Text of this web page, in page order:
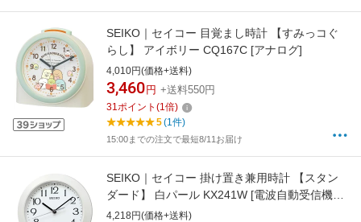
SEIKO｜セイコー 目覚まし時計 【すみっコぐ
らし】 アイボリー CQ167C [アナログ]
4,010円(価格+送料)
3,460 円 +送料550円
31ポイント (1倍)
5(1件)
15:00までの注文で最短8/11お届け
SEIKO｜セイコー 掛け置き兼用時計 【スタン
ダード】 白パール KX241W [電波自動受信機能
有]
4,218円(価格+送料)